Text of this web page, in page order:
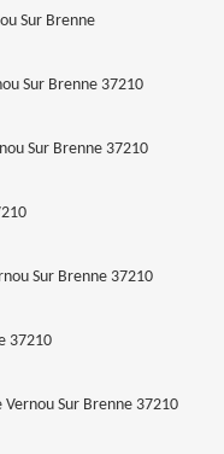
Sur Brenne
Sur Brenne 37210
Sur Brenne 37210
Sur Brenne 37210
37210
Sur Brenne 37210